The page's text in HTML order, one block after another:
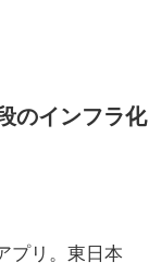
のインフラ化
プリ。東日本